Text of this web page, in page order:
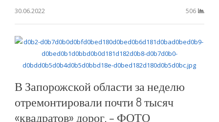
30.06.2022
506
В Запорожской области за неделю
отремонтировали почти 8 тысяч
«квадратов» дорог, – ФОТО